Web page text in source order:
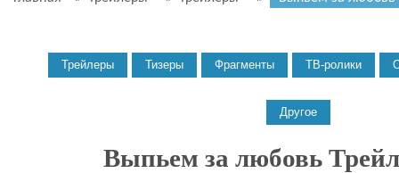
Выпьем за любовь